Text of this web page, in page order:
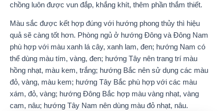
chồng luôn được vun đắp, khắng khít, thêm phần thắm thiết.
Màu sắc được kết hợp đúng với hướng phong thủy thì hiệu
quả sẽ càng tốt hơn. Phòng ngủ ở hướng Đông và Đông Nam
phù hợp với màu xanh lá cây, xanh lam, đen; hướng Nam có
thể dùng màu tím, vàng, đen; hướng Tây nên trang trí màu
hồng nhạt, màu kem, trắng; hướng Bắc nên sử dụng các màu
đỏ, vàng, màu kem; hướng Tây Bắc phù hợp với các màu
xám, đỏ, vàng; hướng Đông Bắc hợp màu vàng nhạt, vàng
cam, nâu; hướng Tây Nam nên dùng màu đỏ nhạt, nâu.